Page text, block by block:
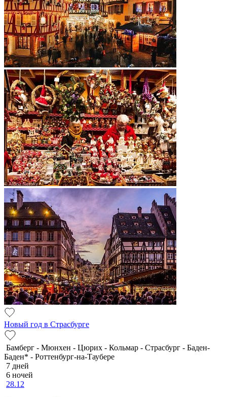
Новый год в Страсбурге
Бамберг - Мюнхен - Цюрих - Кольмар - Страсбург - Баден-
Баден* - Роттенбург-на-Таубере
7 дней
6 ночей
28.12